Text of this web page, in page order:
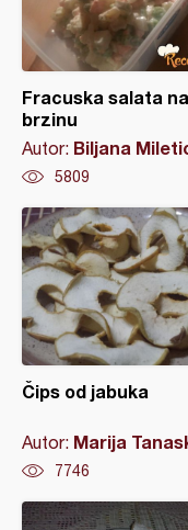
Fracuska salata na
brzinu
Autor: Biljana
5809
Čips od jabuka
Autor: Marija
7746